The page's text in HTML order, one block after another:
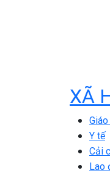
XÃ
Y tế
Cải
Lao